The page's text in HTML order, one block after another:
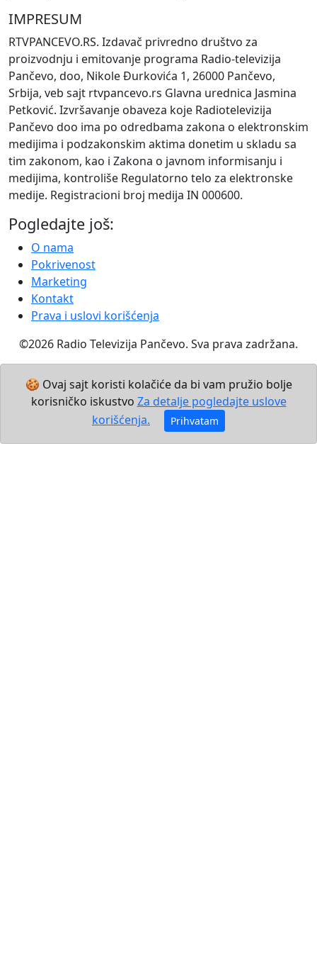
IMPRESUM
RTVPANCEVO.RS. Izdavač privredno društvo za
proizvodnju i emitovanje programa Radio-televizija
Pančevo, doo, Nikole Đurkovića 1, 26000 Pančevo,
Srbija, veb sajt rtvpancevo.rs Glavna urednica Jasmina
Petković. Izvršavanje obaveza koje Radiotelevizija
Pančevo doo ima po odredbama zakona o elektronskim
medijima i podzakonskim aktima donetim u skladu sa
tim zakonom, kao i Zakona o javnom informisanju i
medijima, kontroliše Regulatorno telo za elektronske
medije. Registracioni broj medija IN 000600.
Pogledajte još:
O nama
Pokrivenost
Marketing
Kontakt
Prava i uslovi korišćenja
©2026 Radio Televizija Pančevo. Sva prava zadržana.
🍪 Ovaj sajt koristi kolačiće da bi vam pružio bolje
korisničko iskustvo Za detalje pogledajte uslove
korišćenja.
Prihvatam